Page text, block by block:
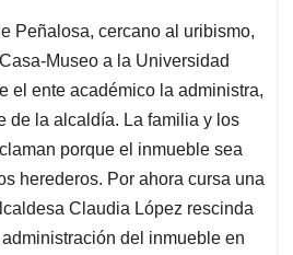
Peñalosa, cercano al uribismo,
Museo a la Universidad
el ente académico la administra,
de la alcaldía. La familia y los
porque el inmueble sea
herederos. Por ahora cursa una
Claudia López rescinda
del inmueble en